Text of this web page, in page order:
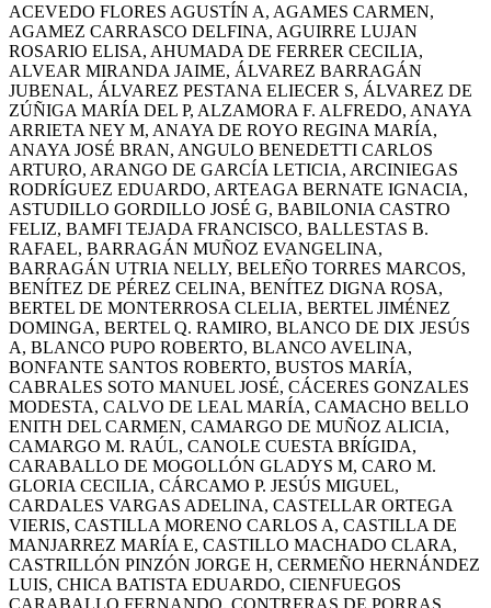
ACEVEDO FLORES AGUSTÍN A, AGAMES CARMEN,
AGAMEZ CARRASCO DELFINA, AGUIRRE LUJAN
ROSARIO ELISA, AHUMADA DE FERRER CECILIA,
ALVEAR MIRANDA JAIME, ÁLVAREZ BARRAGÁN
JUBENAL, ÁLVAREZ PESTANA ELIECER S, ÁLVAREZ DE
ZÚÑIGA MARÍA DEL P, ALZAMORA F. ALFREDO, ANAYA
ARRIETA NEY M, ANAYA DE ROYO REGINA MARÍA,
ANAYA JOSÉ BRAN, ANGULO BENEDETTI CARLOS
ARTURO, ARANGO DE GARCÍA LETICIA, ARCINIEGAS
RODRÍGUEZ EDUARDO, ARTEAGA BERNATE IGNACIA,
ASTUDILLO GORDILLO JOSÉ G, BABILONIA CASTRO
FELIZ, BAMFI TEJADA FRANCISCO, BALLESTAS B.
RAFAEL, BARRAGÁN MUÑOZ EVANGELINA,
BARRAGÁN UTRIA NELLY, BELEÑO TORRES MARCOS,
BENÍTEZ DE PÉREZ CELINA, BENÍTEZ DIGNA ROSA,
BERTEL DE MONTERROSA CLELIA, BERTEL JIMÉNEZ
DOMINGA, BERTEL Q. RAMIRO, BLANCO DE DIX JESÚS
A, BLANCO PUPO ROBERTO, BLANCO AVELINA,
BONFANTE SANTOS ROBERTO, BUSTOS MARÍA,
CABRALES SOTO MANUEL JOSÉ, CÁCERES GONZALES
MODESTA, CALVO DE LEAL MARÍA, CAMACHO BELLO
ENITH DEL CARMEN, CAMARGO DE MUÑOZ ALICIA,
CAMARGO M. RAÚL, CANOLE CUESTA BRÍGIDA,
CARABALLO DE MOGOLLÓN GLADYS M, CARO M.
GLORIA CECILIA, CÁRCAMO P. JESÚS MIGUEL,
CARDALES VARGAS ADELINA, CASTELLAR ORTEGA
VIERIS, CASTILLA MORENO CARLOS A, CASTILLA DE
MANJARREZ MARÍA E, CASTILLO MACHADO CLARA,
CASTRILLÓN PINZÓN JORGE H, CERMEÑO HERNÁNDEZ
LUIS, CHICA BATISTA EDUARDO, CIENFUEGOS
CARABALLO FERNANDO, CONTRERAS DE PORRAS